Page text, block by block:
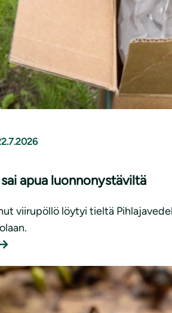
apua luonnonystäviltä
viirupöllö löytyi tieltä